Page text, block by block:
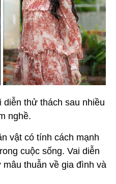
diễn thử thách sau nhiều
nghề.
vật có tính cách mạnh
cuộc sống. Vai diễn
thuẫn về gia đình và